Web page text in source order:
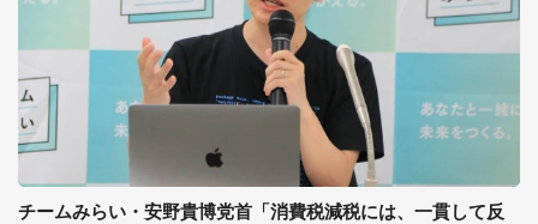
チームみらい・安野貴博党首「消費税減税には、一貫して反